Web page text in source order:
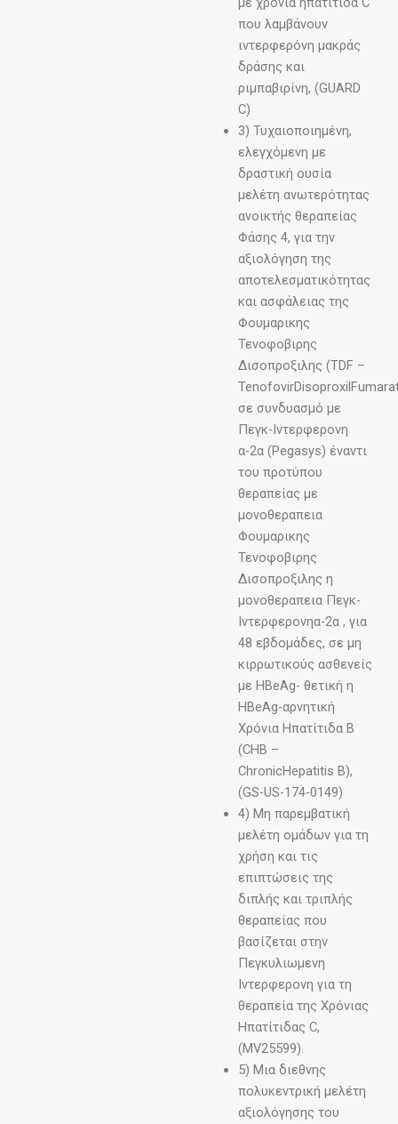
που λαμβάνουν
ιντερφερόνη μακράς
δράσης και
ριμπαβιρίνη, (GUARD
C)
3) Τυχαιοποιημένη,
ελεγχόμενη με
δραστική ουσία
μελέτη ανωτερότητας
ανοικτής θεραπείας
Φάσης 4, για την
αξιολόγηση της
αποτελεσματικότητας
και ασφάλειας της
Φουμαρικης
Τενοφοβιρης
Δισοπροξιλης (TDF –
σε συνδυασμό με
Πεγκ-Ιντερφερονη
α-2α (Pegasys) έναντι
του προτύπου
θεραπείας με
μονοθεραπεια
Φουμαρικης
Τενοφοβιρης
Δισοπροξιλης η
μονοθεραπεια Πεγκ-
Ιντερφερονηα-2α , για
48 εβδομάδες, σε μη
κιρρωτικούς ασθενείς
με HBeAg- θετική η
HBeAg-αρνητική
Χρόνια Ηπατίτιδα Β
(CHB –
ChronicHepatitis B),
(GS-US-174-0149)
4) Μη παρεμβατική
μελέτη ομάδων για τη
χρήση και τις
επιπτώσεις της
διπλής και τριπλής
θεραπείας που
βασίζεται στην
Πεγκυλιωμενη
Ιντερφερονη για τη
θεραπεία της Χρόνιας
Ηπατίτιδας C,
(MV25599).
5) Μια διεθνης
πολυκεντρική μελέτη
αξιολόγησης του